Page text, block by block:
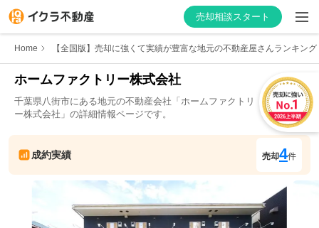
売却相談スタート
はじめての方へ
物件の価格を知る
お家の売却を学ぶ
Home 【全国版】売却に強くて実績が豊富な地元の不動産屋さんランキング
ホームファクトリー株式会社
千葉県八街市にある地元の不動産会社「 ホームファクトリ
ー株式会社 」の詳細情報ページです。
成約実績 売却4件